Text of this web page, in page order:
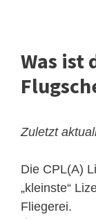
Was ist
Zuletzt
Die CPL(A)
„kleinste“
Fliegerei.